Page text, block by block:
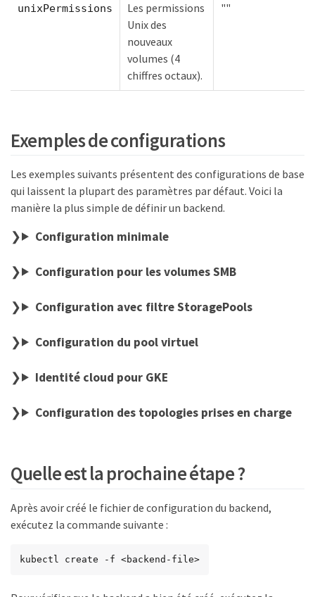
unixPermissions
Les permissions
Unix des
nouveaux
volumes (4
chiffres octaux).
""
Exemples de configurations
Les exemples suivants présentent des configurations de base
qui laissent la plupart des paramètres par défaut. Voici la
manière la plus simple de définir un backend.
Configuration minimale
Configuration pour les volumes SMB
Configuration avec filtre StoragePools
Configuration du pool virtuel
Identité cloud pour GKE
Configuration des topologies prises en charge
Quelle est la prochaine étape ?
Après avoir créé le fichier de configuration du backend,
exécutez la commande suivante :
kubectl create -f <backend-file>